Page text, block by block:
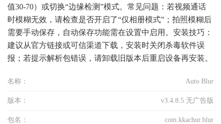
值30-70）或切换“边缘检测”模式。常见问题：若视频通话
时模糊无效，请检查是否开启了“仅相册模式”；拍照模糊后
需要手动保存，自动保存功能需在设置中启用。安装技巧：
建议从官方链接或可信渠道下载，安装时关闭杀毒软件误
报；若提示解析包错误，请卸载旧版本后重启设备再安装。
名称： Auto Blur
版本： v3.4.8.5 无广告版
包名： com.kkachur.blur